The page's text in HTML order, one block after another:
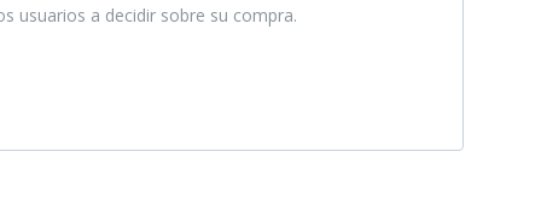
usuarios a decidir sobre su compra.